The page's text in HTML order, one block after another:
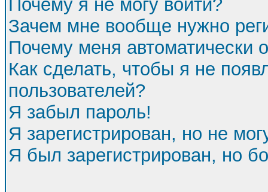
Почему я не могу войти?
Зачем мне вообще нужно
Почему меня автоматически
Как сделать, чтобы я не
пользователей?
Я забыл пароль!
Я зарегистрирован, но не
Я был зарегистрирован, но